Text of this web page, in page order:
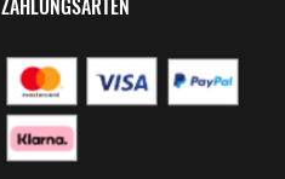
ZAHLUNGSARTEN